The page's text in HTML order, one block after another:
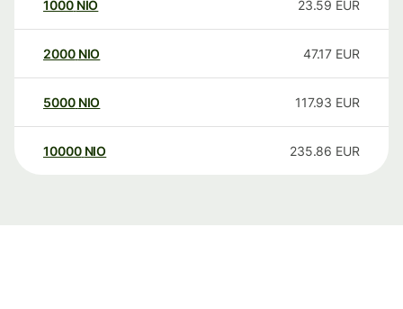
1000 NIO 23.59 EUR
2000 NIO 47.17 EUR
5000 NIO 117.93 EUR
10000 NIO 235.86 EUR